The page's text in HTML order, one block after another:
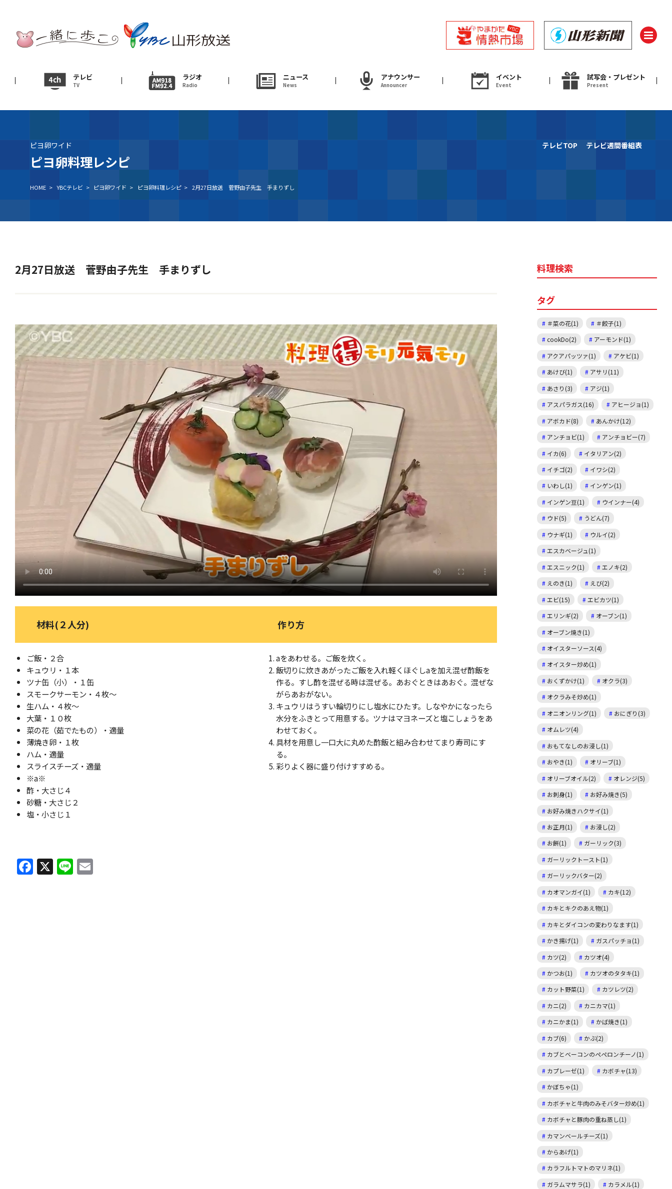
テレビ
TV
ラジオ
Radio
ニュース
News
アナウンサー
Announcer
イベント
Event
試写会・プレゼント
Present
テレビ
ニュース
News
アナウンサー
Announcer
イベント 試写会・プレゼント
ＹＢＣオンデマンド
ピヨ卵ワイド
ピヨ卵料理レシピ
テレビTOP テレビ週間番組表
HOME > YBCテレビ > ピヨ卵ワイド > ピヨ卵料理レシピ > 2月27日放送 菅野由子先生 手まりずし
2月27日放送 菅野由子先生 手まりずし
材料(２人分)
ご飯・２合
キュウリ・１本
ツナ缶（小）・１缶
スモークサーモン・４枚～
生ハム・４枚～
大葉・１０枚
菜の花（茹でたもの）・適量
薄焼き卵・１枚
ハム・適量
スライスチーズ・適量
※a※
酢・大さじ４
砂糖・大さじ２
塩・小さじ１
作り方
aをあわせる。ご飯を炊く。
飯切りに炊きあがったご飯を入れ軽くほぐしaを加え混ぜ酢飯を
作る。すし酢を混ぜる時は混ぜる。あおぐときはあおぐ。混ぜな
がらあおがない。
キュウリはうすい輪切りにし塩水にひたす。しなやかになったら
水分をふきとって用意する。ツナはマヨネーズと塩こしょうをあ
わせておく。
具材を用意し一口大に丸めた酢飯と組み合わせてまり寿司にす
る。
彩りよく器に盛り付けすすめる。
F
a
X Li
n
料理検索
タグ
＃菜の花(1)
＃餃子(1)
cookDo(2)
アーモンド(1)
アクアパッツァ(1)
アケビ(1)
あけび(1)
アサリ(11)
あさり(3)
アジ(1)
アスパラガス(16)
アヒージョ(1)
アボカド(8)
あんかけ(12)
アンチョビ(1)
アンチョビー(7)
イカ(6)
イタリアン(2)
イチゴ(2)
イワシ(2)
いわし(1)
インゲン(1)
インゲン豆(1)
ウインナー(4)
ウド(5)
うどん(7)
ウナギ(1)
ウルイ(2)
エスカベージュ(1)
エスニック(1)
エノキ(2)
えのき(1)
えび(2)
エビ(15)
エビカツ(1)
エリンギ(2)
オーブン(1)
オーブン焼き(1)
オイスターソース(4)
オイスター炒め(1)
おくずかけ(1)
オクラ(3)
オクラみそ炒め(1)
オニオンリング(1)
おにぎり(3)
オムレツ(4)
おもてなしのお浸し(1)
おやき(1)
オリーブ(1)
オリーブオイル(2)
オレンジ(5)
お刺身(1)
お好み焼き(5)
お好み焼きハクサイ(1)
お正月(1)
お浸し(2)
お餅(1)
ガーリック(3)
ガーリックトースト(1)
ガーリックバター(2)
カオマンガイ(1)
カキ(12)
カキとキクのあえ物(1)
カキとダイコンの変わりなます(1)
かき揚げ(1)
ガスパッチョ(1)
カツ(2)
カツオ(4)
かつお(1)
カツオのタタキ(1)
カット野菜(1)
カツレツ(2)
カニ(2)
カニカマ(1)
カニかま(1)
かば焼き(1)
カブ(6)
かぶ(2)
カブとベーコンのペペロンチーノ(1)
カプレーゼ(1)
カボチャ(13)
かぼちゃ(1)
カボチャと牛肉のみそバター炒め(1)
カボチャと豚肉の重ね蒸し(1)
カマンベールチーズ(1)
からあげ(1)
カラフルトマトのマリネ(1)
ガラムマサラ(1)
カラメル(1)